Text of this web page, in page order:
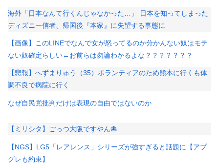
海外「日本なんて行くんじゃなかった…」 日本を知ってしまった
ディズニー信者、帰国後『本家』に失望する事態に
【画像】このLINEでなんで女が怒ってるのか分かんない奴はモテ
ない奴確定らしい←お前らは勿論わかるよな？？？？？？？
【悲報】へずまりゅう（35）ボランティアのため熊本に行くも体
調不良で病院に行く
なぜ自民党批判だけは表現の自由ではないのか
【ミリシタ】ごっつ大阪ですやん🐙
【NGS】LG5「レアレンス」シリーズが強すぎると話題に【アプ
グレも約束】